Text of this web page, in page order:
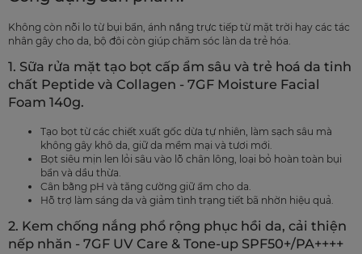
Không còn nỗi lo từ bụi bẩn, ánh nắng trực tiếp từ mặt trời hay các tác
nhân gây cho da, bộ đôi còn giúp chăm sóc làn da trẻ hóa.
1. Sữa rửa mặt tạo bọt cấp ẩm sâu và trẻ hoá da tinh
chất Peptide và Collagen - 7GF Moisture Facial
Foam 140g.
Tạo bọt từ các chiết xuất gốc dừa tự nhiên, làm sạch sâu mà
không gây khô da, giữ da mềm mại và tươi mới.
Bọt siêu mịn len lỏi sâu vào lỗ chân lông, loại bỏ hoàn toàn bụi
bẩn và dầu thừa.
Cân bằng pH và tăng cường giữ ẩm cho da.
Hỗ trợ làm sáng da và giảm tình trạng tiết bã nhờn hiệu quả.
2. Kem chống nắng phổ rộng phục hồi da, cải thiện
nếp nhăn - 7GF UV Care & Tone-up SPF50+/PA++++